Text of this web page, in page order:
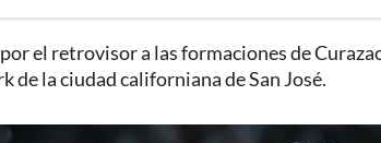
el retrovisor a las formaciones de
de la ciudad californiana de San José.